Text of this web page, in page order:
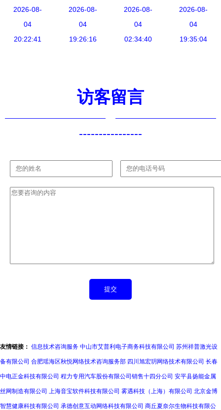
麻省理工科
技评论电子
领域颠覆性
2026-08-
04
20:22:41
从入门到精
通的全面指
南
2026-08-
04
19:26:16
田/雷克萨
斯智能钥匙
OBD匹配方
2026-08-
04
02:34:40
区域·中部
篇 湖北锻
造万亿级光
2026-08-
04
19:35:04
访客留言
----------------
友情链接： 信息技术咨询服务 中山市艾普利电子商务科技有限公司 苏州祥普激光设
备有限公司 合肥瑶海区秋悦网络技术咨询服务部 四川旭宏玥网络技术有限公司 长春
中电正金科技有限公司 程力专用汽车股份有限公司销售十四分公司 安平县扬能金属
丝网制造有限公司 上海音宝软件科技有限公司 雾遇科技（上海）有限公司 北京金博
智慧健康科技有限公司 承德创意互动网络科技有限公司 商丘夏奈尔生物科技有限公